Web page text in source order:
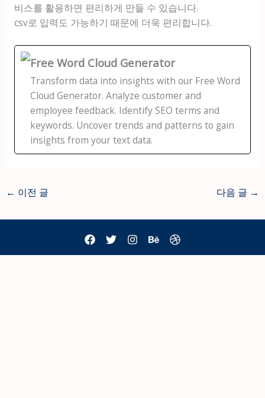
비스를 활용하면 편리하게 만들 수 있습니다.
csv로 입력도 가능하기 때문에 더욱 편리합니다.
Free Word Cloud Generator
Transform data into insights with our Free Word
Cloud Generator. Analyze customer and
employee feedback. Identify SEO terms and
keywords. Uncover trends and patterns to gain
insights from your text data.
← 이전 글 다음 글 →